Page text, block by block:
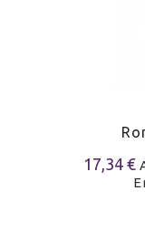
17,34 €